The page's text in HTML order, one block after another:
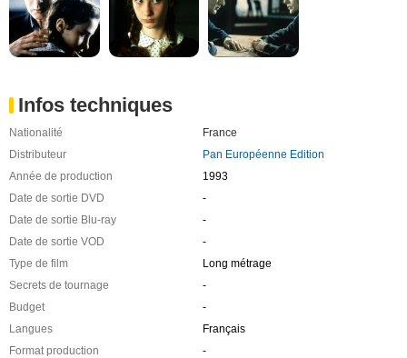
Infos techniques
Nationalité
France
Distributeur
Pan Européenne Edition
Année de production
1993
Date de sortie DVD
-
Date de sortie Blu-ray
-
Date de sortie VOD
-
Type de film
Long métrage
Secrets de tournage
-
Budget
-
Langues
Français
Format production
-